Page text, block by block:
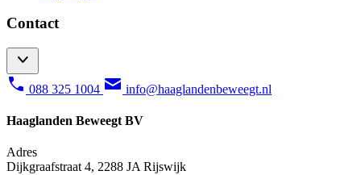
Contact
088 325 1004 info@haaglandenbeweegt.nl
Haaglanden Beweegt BV
Adres
Dijkgraafstraat 4, 2288 JA Rijswijk